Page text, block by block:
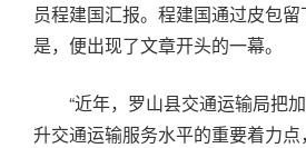
员程建国汇报。程建国通过皮包
是，便出现了文章开头的一幕。
“近年，罗山县交通运输局把
升交通运输服务水平的重要着力